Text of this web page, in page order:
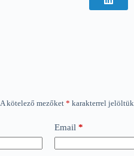
A kötelező mezőket * karakterrel jelöltük
Email *